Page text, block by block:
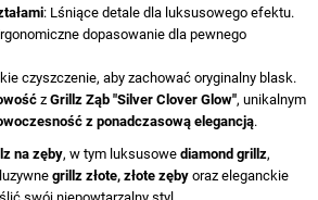
: Lśniące detale dla luksusowego efektu.
dopasowanie dla pewnego
czyszczenie, aby zachować oryginalny blask.
z Grillz Ząb "Silver Clover Glow", unikalnym
z ponadczasową elegancją.
na zęby, w tym luksusowe diamond grillz,
grillz złote, złote zęby oraz eleganckie